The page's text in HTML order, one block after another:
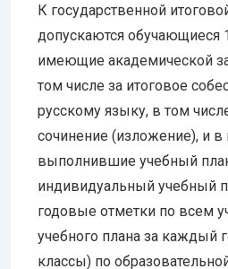
К государственной
допускаются обучающиеся
имеющие академической
том числе за итоговое
русскому языку, в том
сочинение (изложение), и
выполнившие учебный
индивидуальный учебный
годовые отметки по всем
учебного плана за каждый
классы) по